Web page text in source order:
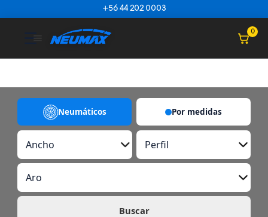
+56 44 202 0003
☰ 0
Neumáticos Por medidas
A
c
o
P
r
i
l
A
o
Buscar